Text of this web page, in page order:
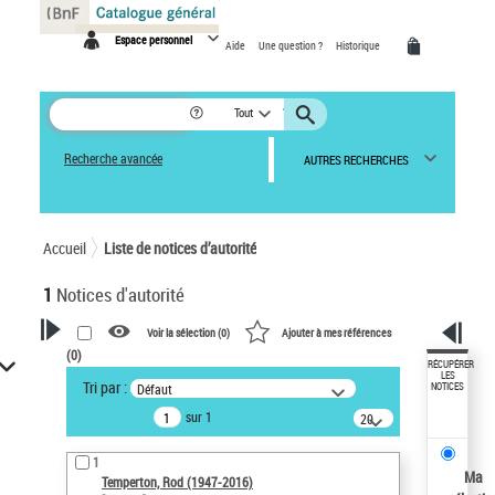
Espace personnel Aide Une question ? Historique
Tout
Recherche avancée AUTRES RECHERCHES
Accueil Liste de notices d’autorité
1 Notices d'autorité
VOTRE RECHERCHE
Recherche avancée dans les
notices d’autorité
Œuvres liées à l'auteur :
Temperton, Rod (1947-2016)
Voir la sélection (0) Ajouter à mes références
(0)
Tri par : Défaut
sur 1
20
résultats/page
1
Temperton, Rod (1947-2016)
RÉCUPÉRER
LES
NOTICES
Ma
Panneau de gestion des cookies